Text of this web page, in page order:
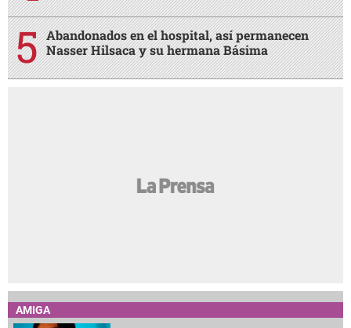
Abandonados en el hospital, así permanecen
Nasser Hilsaca y su hermana Básima
AMIGA